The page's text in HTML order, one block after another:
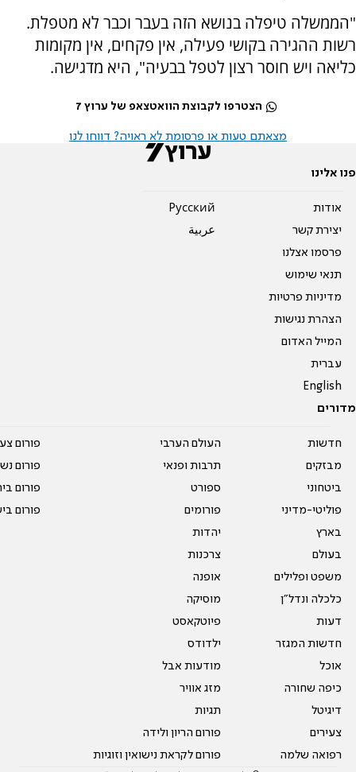
"הממשלה טיפלה בנושא הזה בעבר וכבר לא מטפלת.
רשות ההגירה בקושי פעילה, אין פקחים, אין מקומות
כליאה ויש חוסר רצון לטפל בבעיה", היא מדגישה.
הצטרפו לקבוצת הוואטצאפ של ערוץ 7
מצאתם טעות או פרסומת לא ראויה? דווחו לנו
פנו אלינו
אודות
יצירת קשר
פרסמו אצלנו
תנאי שימוש
מדיניות פרטיות
הצהרת נגישות
המייל האדום
עברית
English
Pусский
عربية
מדורים
חדשות
מבזקים
ביטחוני
פוליטי-מדיני
בארץ
בעולם
משפט ופלילים
כלכלה ונדל"ן
דעות
חדשות המגזר
אוכל
כיפה שחורה
דיגיטל
צעירים
רפואה שלמה
העולם הערבי
תרבות ופנאי
ספורט
פורומים
יהדות
צרכנות
אופנה
מוסיקה
פיוטקאסט
ילדודס
מודעות אבל
מזג אוויר
תגיות
פורום הריון ולידה
פורום לקראת נישואין וזוגיות
פורום
פורום
פורום
פורום